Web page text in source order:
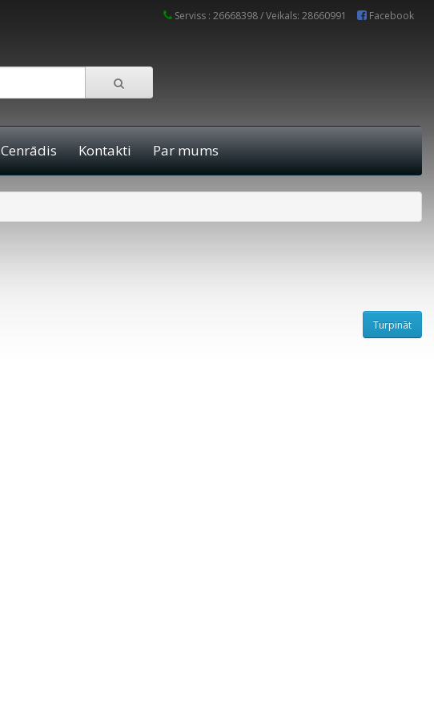
Serviss : 26668398 / Veikals: 28660991 Facebook
Cenrādis Kontakti Par mums
Turpināt